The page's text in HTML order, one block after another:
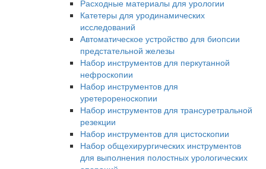
Расходные материалы для урологии
Катетеры для уродинамических
исследований
Автоматическое устройство для биопсии
предстательной железы
Набор инструментов для перкутанной
нефроскопии
Набор инструментов для
уретерореноскопии
Набор инструментов для трансуретральной
резекции
Набор инструментов для цистоскопии
Набор общехирургических инструментов
для выполнения полостных урологических